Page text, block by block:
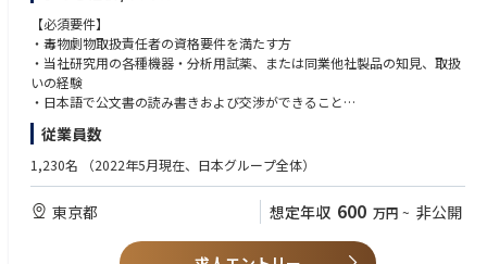
・担当エリアにおける営業戦略の立案・実行・振り返り
【チーム構成】
6名（社歴数年から30年超まで）
【オンボーディング/入社後のOJTについて】
入社後、製品群に関するトレーニングを行います。
2か月目からは徐々にOJTとして顧客対応業務を担っていただきます。
【その他】
サーモフィッシャーサイエンティフィックジャパンについて
https://www.thermofisher.com/jp/ja/home.html
【主な仕事内容】
・研究用機器（消耗品含む）及び研究用試薬における法規制対応業務
・自社製品の国内製品規制（例 労働安全衛生法、毒劇法、PRTR法、電安
法(PSE)、電波法、高圧ガス保安法 等）の調査、データベース管理
・GHSラベル、SDS(Safety data sheet)の作成/改定
・証明書発行
・教育・事業支援活動、法規制適合のためのプロセス改善 等
・業態（「毒劇物輸入業・販売業」等）の管理
・毒物劇物取扱責任者として製品管理、業許可の維持を行う
・教育訓練資料の作成及び社内教育の実施
【組織・チームの構成】
【必須要件】
・毒物劇物取扱責任者の資格要件を満たす方
・当社研究用の各種機器・分析用試薬、または同業他社製品の知見、取扱
いの経験
・日本語で公文書の読み書きおよび交渉ができること
・英文の読解・メール作成が可能なレベルの英語力（技術資料の読解、メ
ール及び電話会議対応）
・メーカーでの製品安全、化学品管理の経験（実務経験3年以上）
【歓迎要件】
・理系（例：薬学、化学、生物学、微生物学、工学等）学部卒または大学
従業員数
1,230名 （2022年5月現在、日本グループ全体）
東京都 想定年収 600 万円 ~ 非公開